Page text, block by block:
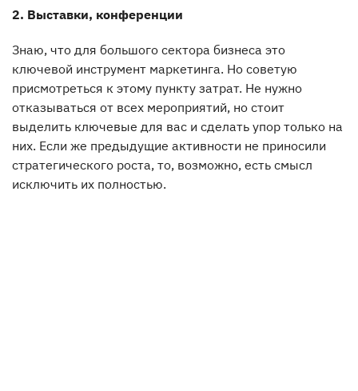
2. Выставки, конференции
Знаю, что для большого сектора бизнеса это
ключевой инструмент маркетинга. Но советую
присмотреться к этому пункту затрат. Не нужно
отказываться от всех мероприятий, но стоит
выделить ключевые для вас и сделать упор только на
них. Если же предыдущие активности не приносили
стратегического роста, то, возможно, есть смысл
исключить их полностью.